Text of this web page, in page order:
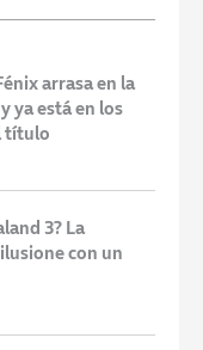
arrasa en la
ya está en los
título
3? La
con un